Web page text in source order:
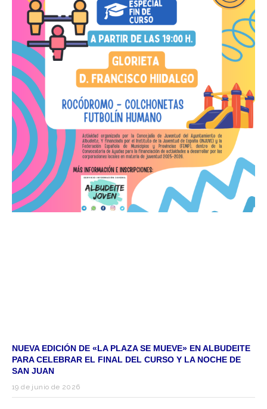
NUEVA EDICIÓN DE «LA PLAZA SE MUEVE» EN ALBUDEITE
PARA CELEBRAR EL FINAL DEL CURSO Y LA NOCHE DE
SAN JUAN
19 de junio de 2026